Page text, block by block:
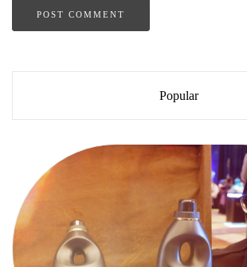
Popular